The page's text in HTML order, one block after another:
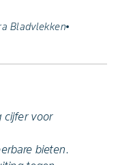
Bladvlekken
cijfer voor
bieten.